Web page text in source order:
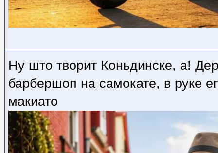
Ну што творит Коньдинске, а!
барбершоп на самокате, в руке
макиато